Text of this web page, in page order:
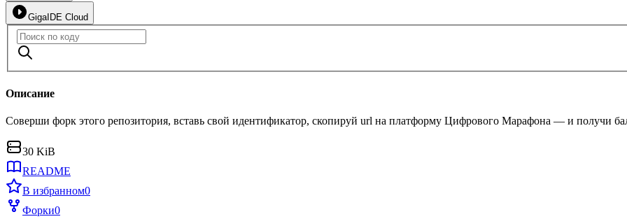
GigaIDE Cloud
Описание
Соверши форк этого репозитория, вставь свой идентификатор, скопируй url на платформу Цифрового Марафона — и получи
30 KiB
README
В избранном0
Форки0